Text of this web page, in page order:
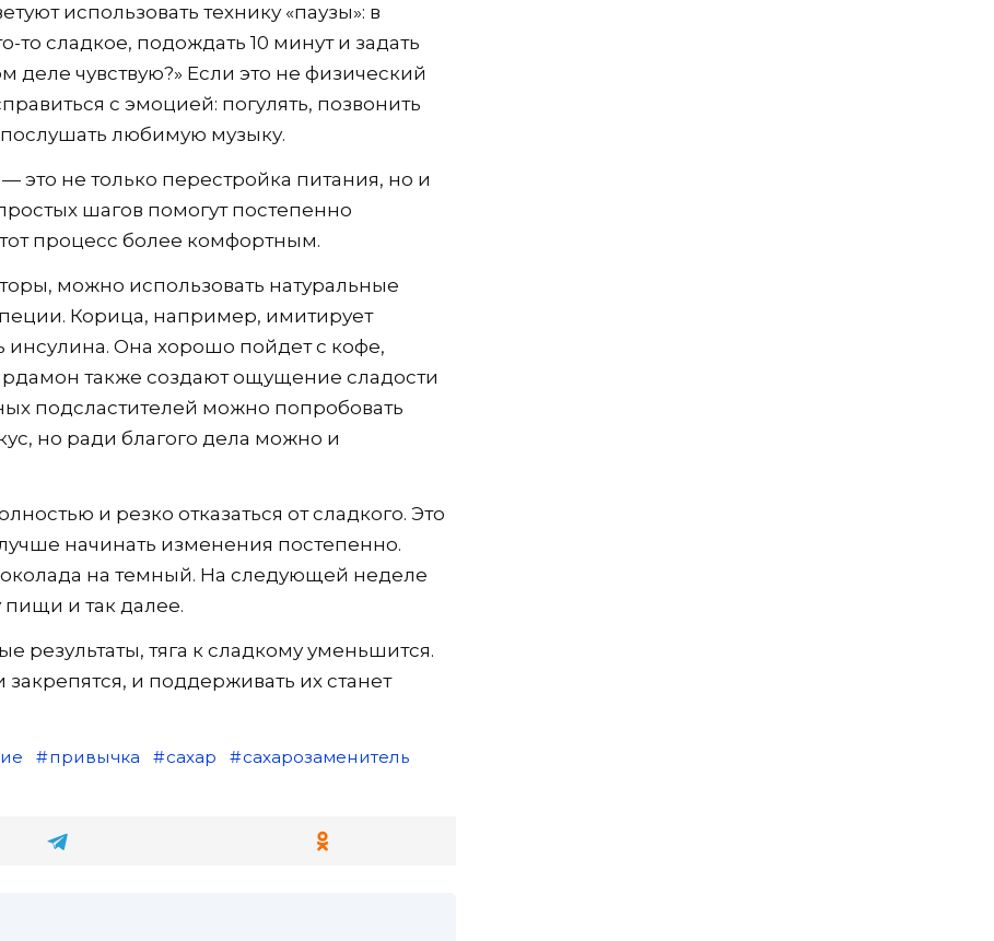
использовать технику «паузы»: в
то сладкое, подождать 10 минут и задать
деле чувствую?» Если это не физический
с эмоцией: погулять, позвонить
любимую музыку.
— это не только перестройка питания, но и
шагов помогут постепенно
процесс более комфортным.
можно использовать натуральные
Корица, например, имитирует
Она хорошо пойдет с кофе,
также создают ощущение сладости
подсластителей можно попробовать
но ради благого дела можно и
и резко отказаться от сладкого. Это
начинать изменения постепенно.
на темный. На следующей неделе
и так далее.
результаты, тяга к сладкому уменьшится.
и поддерживать их станет
привычка сахар
сахарозаменитель